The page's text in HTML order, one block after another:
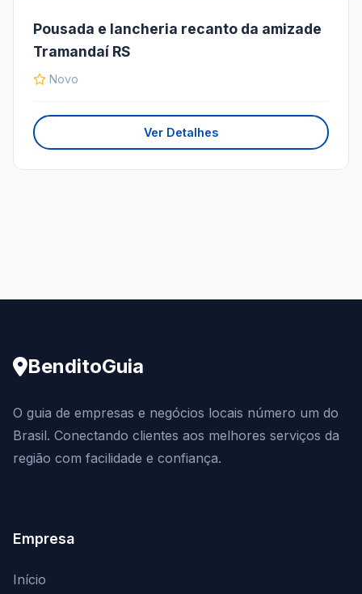
Pousada e lancheria recanto da amizade
Tramandaí RS
Novo
Ver Detalhes
BenditoGuia
O guia de empresas e negócios locais número um do
Brasil. Conectando clientes aos melhores serviços da
região com facilidade e confiança.
Empresa
Início